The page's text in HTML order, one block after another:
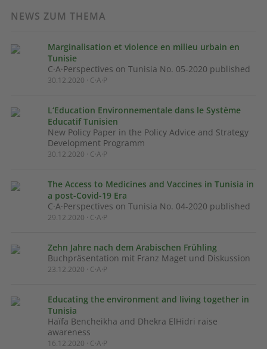
NEWS ZUM THEMA
Marginalisation et violence en milieu urbain en
Tunisie
C·A·Perspectives on Tunisia No. 05-2020 published
30.12.2020 · C·A·P
L‘Education Environnementale dans le Système
Educatif Tunisien
New Policy Paper in the Policy Advice and Strategy
Development Programm
30.12.2020 · C·A·P
The Access to Medicines and Vaccines in Tunisia in
a post-Covid-19 Era
C·A·Perspectives on Tunisia No. 04-2020 published
29.12.2020 · C·A·P
Zehn Jahre nach dem Arabischen Frühling
Buchpräsentation mit Franz Maget und Diskussion
23.12.2020 · C·A·P
Educating the environment and living together in
Tunisia
Haïfa Bencheikha and Dhekra ElHidri raise
awareness
16.12.2020 · C·A·P